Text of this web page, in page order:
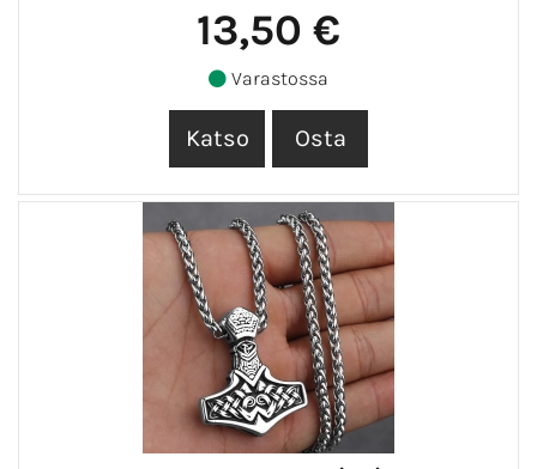
13,50 €
Varastossa